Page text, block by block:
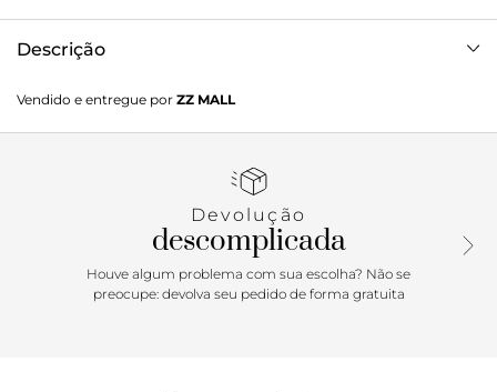
Descrição
bico redondo. Fechado, traz faixa de couro sobreposta no
contorno do cabedal e fita de gorgurão transpassada, que
Um clássico e sinônimo de elegância e praticidade, o
mocassim é o sapato ideal para se ter no guarda-roupa em
Vendido e entregue por ZZ MALL
Devolução
descomplicada
Houve algum problema com sua escolha? Não se
preocupe: devolva seu pedido de forma gratuita